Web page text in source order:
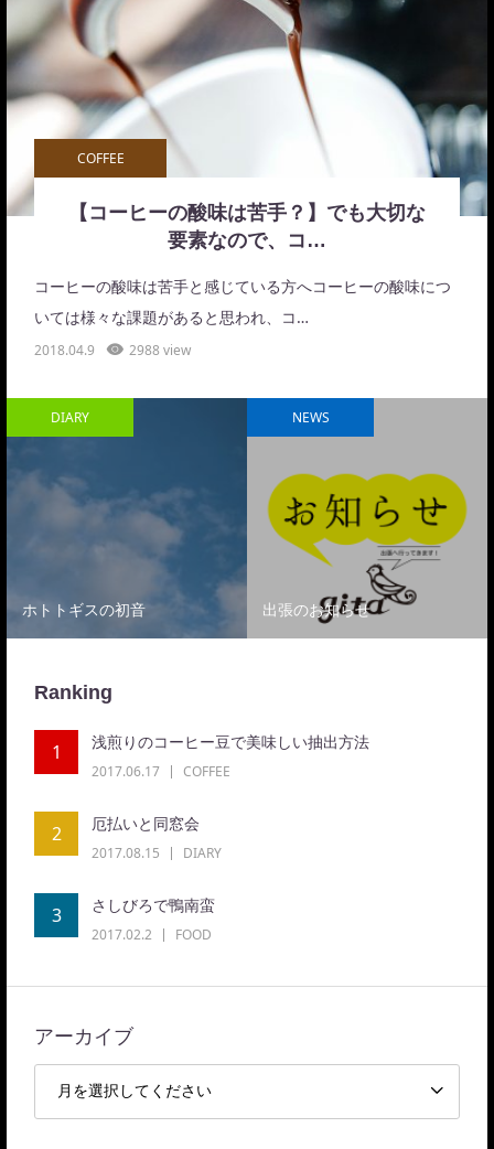
COFFEE
【コーヒーの酸味は苦手？】でも大切な
要素なので、コ…
コーヒーの酸味は苦手と感じている方へコーヒーの酸味につ
いては様々な課題があると思われ、コ…
2018.04.9 2988 view
DIARY
ホトトギスの初音
NEWS
出張のお知らせ
Ranking
1 浅煎りのコーヒー豆で美味しい抽出方法
2017.06.17 COFFEE
2 厄払いと同窓会
2017.08.15 DIARY
3 さしびろで鴨南蛮
2017.02.2 FOOD
アーカイブ